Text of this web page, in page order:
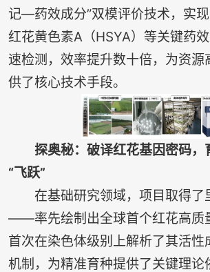
记—药效成分”双模评价技术，实
红花黄色素A（HSYA）等关键药
速检测，效率提升数十倍，为资源
供了核心技术手段。
探奥秘：破译红花基因密码，
“飞跃”
在基础研究领域，项目取得了
——率先绘制出全球首个红花高质
首次在染色体级别上解析了其活性
机制，为精准育种提供了关键理论